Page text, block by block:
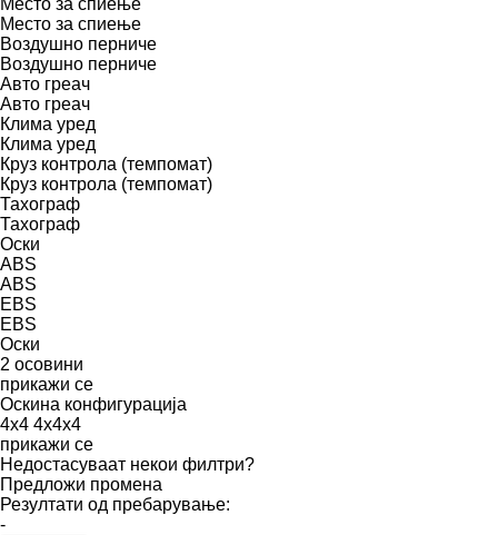
Место за спиење
Воздушно перниче
Воздушно перниче
Авто греач
Авто греач
Клима уред
Клима уред
Круз контрола (темпомат)
Круз контрола (темпомат)
Тахограф
Тахограф
Оски
ABS
ABS
EBS
EBS
Оски
2 осовини
прикажи се
Оскина конфигурација
4x4 4x4x4
прикажи се
Недостасуваат некои филтри?
Предложи промена
Резултати од пребарување:
-